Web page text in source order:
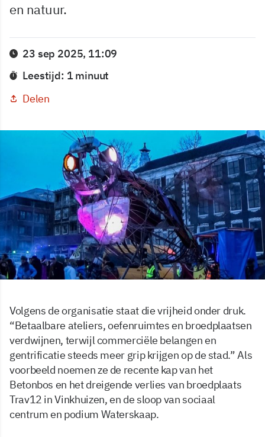
en natuur.
23 sep 2025, 11:09
Leestijd: 1 minuut
Delen
Volgens de organisatie staat die vrijheid onder druk.
“Betaalbare ateliers, oefenruimtes en broedplaatsen
verdwijnen, terwijl commerciële belangen en
gentrificatie steeds meer grip krijgen op de stad.” Als
voorbeeld noemen ze de recente kap van het
Betonbos en het dreigende verlies van broedplaats
Trav12 in Vinkhuizen, en de sloop van sociaal
centrum en podium Waterskaap.